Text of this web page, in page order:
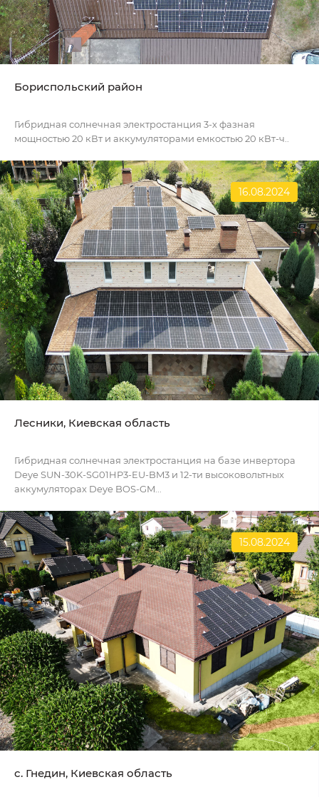
Бориспольский район
Гибридная солнечная электростанция 3-х фазная
мощностью 20 кВт и аккумуляторами емкостью 20 кВт-ч..
16.08.2024
Лесники, Киевская область
Гибридная солнечная электростанция на базе инвертора
Deye SUN-30K-SG01HP3-EU-BM3 и 12-ти высоковольтных
аккумуляторах Deye BOS-GM...
15.08.2024
c. Гнедин, Киевская область